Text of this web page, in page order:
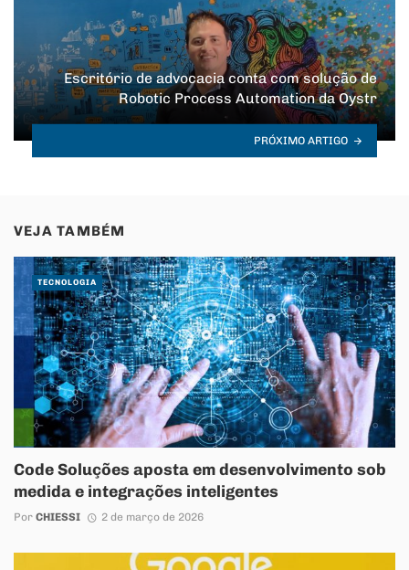
Escritório de advocacia conta com solução de
Robotic Process Automation da Oystr
PRÓXIMO ARTIGO
VEJA TAMBÉM
Code Soluções aposta em desenvolvimento sob
medida e integrações inteligentes
Por CHIESSI 2 de março de 2026
TECNOLOGIA